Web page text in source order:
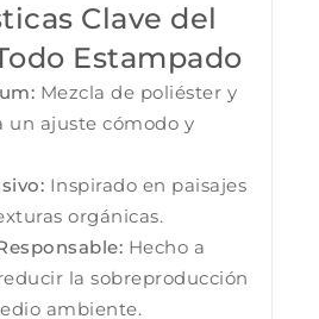
Clave del
Estampado
Mezcla de poliéster y
un ajuste cómodo y
Inspirado en paisajes
orgánicas.
Hecho a
la sobreproducción
ambiente.